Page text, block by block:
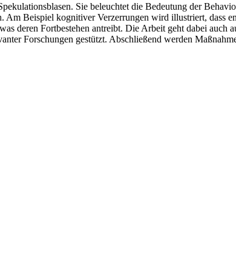
Sie beleuchtet die Bedeutung der
Am Beispiel kognitiver Verzerrungen wird illustriert, dass
deren Fortbestehen antreibt. Die Arbeit geht dabei auch
Forschungen gestützt. Abschließend werden